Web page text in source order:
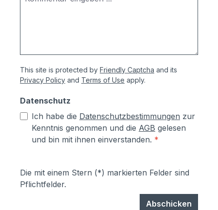
This site is protected by Friendly Captcha and its
Privacy Policy and Terms of Use apply.
Datenschutz
Ich habe die Datenschutzbestimmungen zur
Kenntnis genommen und die AGB gelesen
und bin mit ihnen einverstanden. *
Die mit einem Stern (*) markierten Felder sind
Pflichtfelder.
Abschicken